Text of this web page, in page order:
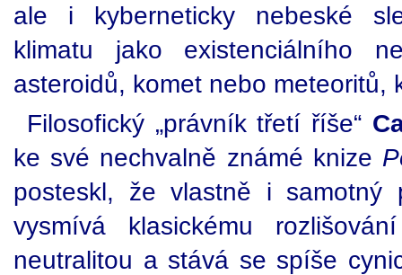
ale i kyberneticky nebeské
klimatu jako existenciálního
asteroidů, komet nebo meteoritů,
Filosofický „právník třetí říše“
ke své nechvalně známé knize
posteskl, že vlastně i samotný
vysmívá klasickému
neutralitou a stává se spíše